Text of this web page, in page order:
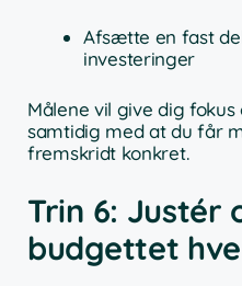
Afsætte en fast
investeringer
Målene vil give dig
samtidig med at du får
fremskridt konkret.
Trin 6: Justér
budgettet